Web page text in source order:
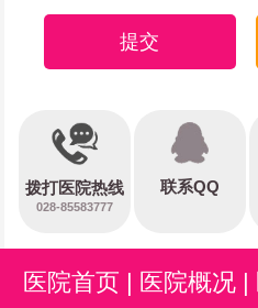
提交
拨打医院热线
028-85583777
联系QQ
医院首页 | 医院概况 |